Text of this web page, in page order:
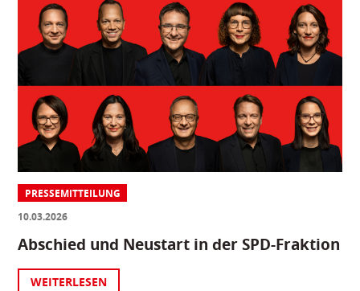
PRESSEMITTEILUNG
10.03.2026
Abschied und Neustart in der SPD-Fraktion
WEITERLESEN